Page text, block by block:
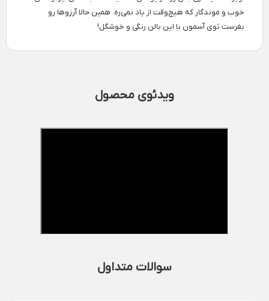
خوب و موندگار که هیچ‌وقت از یاد نمی‌ره. همین حالا آرزوها رو
بفرست توی آسمون با این بالن رنگی و خوشگل!
ویدئوی محصول
سوالات متداول